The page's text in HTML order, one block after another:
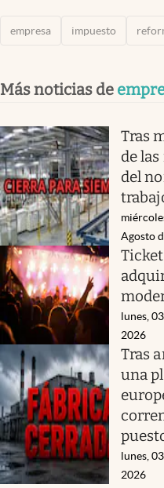
empresa impuesto
Más noticias de
Tras
de
del
Agosto
lunes,
2026
Tras
una
lunes,
2026